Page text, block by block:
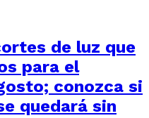
de luz que
para el
conozca si
quedará sin